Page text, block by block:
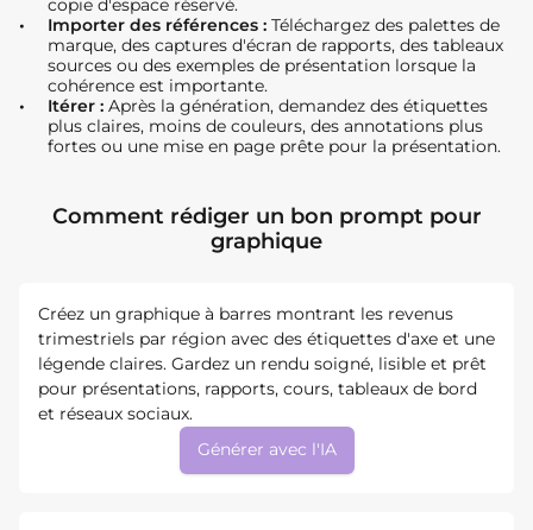
Importer des références : Téléchargez des palettes de
marque, des captures d'écran de rapports, des tableaux
sources ou des exemples de présentation lorsque la
cohérence est importante.
Itérer : Après la génération, demandez des étiquettes
plus claires, moins de couleurs, des annotations plus
fortes ou une mise en page prête pour la présentation.
Comment rédiger un bon prompt pour
graphique
Créez un graphique à barres montrant les revenus
trimestriels par région avec des étiquettes d'axe et une
légende claires. Gardez un rendu soigné, lisible et prêt
pour présentations, rapports, cours, tableaux de bord
et réseaux sociaux.
Générer avec l'IA